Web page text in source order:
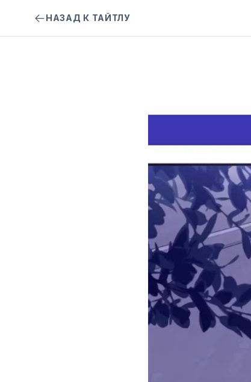
НАЗАД К ТАЙТЛУ